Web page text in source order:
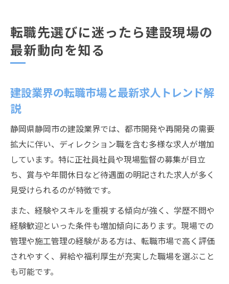
転職先選びに迷ったら建設現場の
最新動向を知る
建設業界の転職市場と最新求人トレンド解
説
静岡県静岡市の建設業界では、都市開発や再開発の需要
拡大に伴い、ディレクション職を含む多様な求人が増加
しています。特に正社員社員や現場監督の募集が目立
ち、賞与や年間休日など待遇面の明記された求人が多く
見受けられるのが特徴です。
また、経験やスキルを重視する傾向が強く、学歴不問や
経験歓迎といった条件も増加傾向にあります。現場での
管理や施工管理の経験がある方は、転職市場で高く評価
されやすく、昇給や福利厚生が充実した職場を選ぶこと
も可能です。